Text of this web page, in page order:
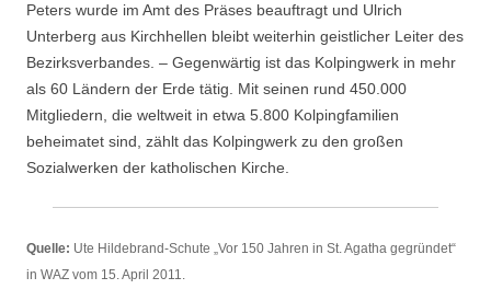
Peters wurde im Amt des Präses beauftragt und Ulrich
Unterberg aus Kirchhellen bleibt weiterhin geistlicher Leiter des
Bezirksverbandes. – Gegenwärtig ist das Kolpingwerk in mehr
als 60 Ländern der Erde tätig. Mit seinen rund 450.000
Mitgliedern, die weltweit in etwa 5.800 Kolpingfamilien
beheimatet sind, zählt das Kolpingwerk zu den großen
Sozialwerken der katholischen Kirche.
Quelle: Ute Hildebrand-Schute „Vor 150 Jahren in St. Agatha gegründet“
in WAZ vom 15. April 2011.